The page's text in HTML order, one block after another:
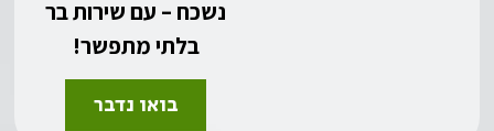
נשכח – עם שירות בר
בלתי מתפשר!
בואו נדבר